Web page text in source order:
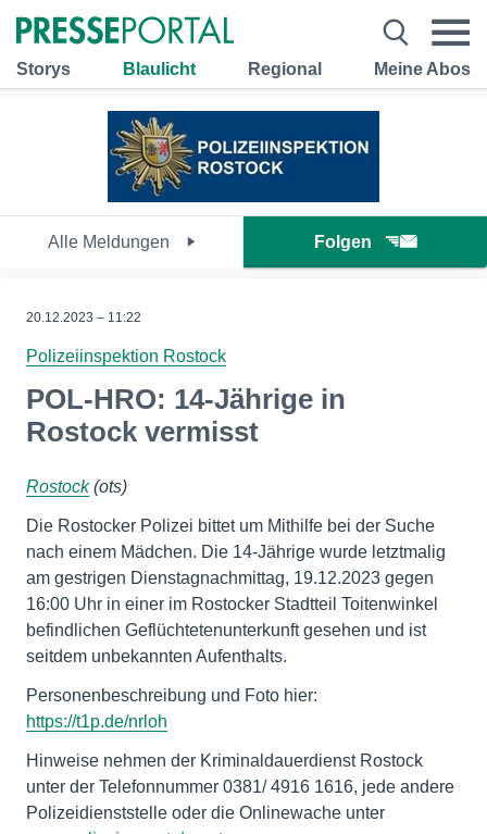
Storys Blaulicht Regional Meine Abos
Alle Meldungen Folgen
20.12.2023 – 11:22
Polizeiinspektion Rostock
POL-HRO: 14-Jährige in
Rostock vermisst
Rostock(ots)
Die Rostocker Polizei bittet um Mithilfe bei der Suche
nach einem Mädchen. Die 14-Jährige wurde letztmalig
am gestrigen Dienstagnachmittag, 19.12.2023 gegen
16:00 Uhr in einer im Rostocker Stadtteil Toitenwinkel
befindlichen Geflüchtetenunterkunft gesehen und ist
seitdem unbekannten Aufenthalts.
Personenbeschreibung und Foto hier:
https://t1p.de/nrloh
Hinweise nehmen der Kriminaldauerdienst Rostock
unter der Telefonnummer 0381/ 4916 1616, jede andere
Polizeidienststelle oder die Onlinewache unter